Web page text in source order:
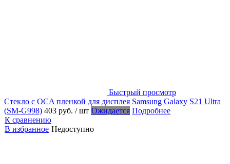
Быстрый просмотр
Стекло с OCA пленкой для дисплея Samsung Galaxy S21 Ultra
(SM-G998) 403 руб. / шт Ожидается Подробнее
К сравнению
В избранное Недоступно